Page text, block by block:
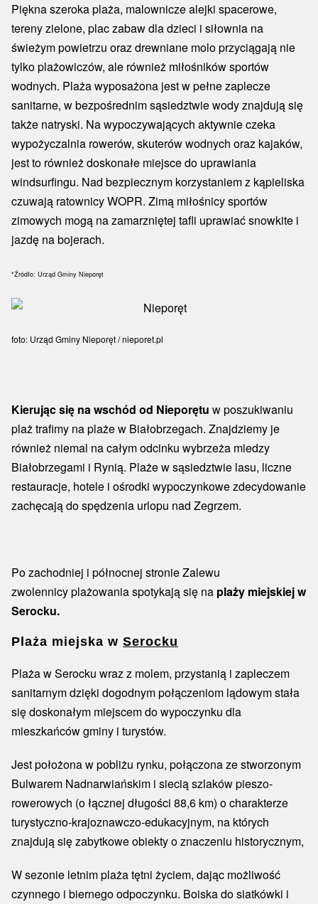
Piękna szeroka plaża, malownicze alejki spacerowe,
tereny zielone, plac zabaw dla dzieci i siłownia na
świeżym powietrzu oraz drewniane molo przyciągają nie
tylko plażowiczów, ale również miłośników sportów
wodnych. Plaża wyposażona jest w pełne zaplecze
sanitarne, w bezpośrednim sąsiedztwie wody znajdują się
także natryski. Na wypoczywających aktywnie czeka
wypożyczalnia rowerów, skuterów wodnych oraz kajaków,
jest to również doskonałe miejsce do uprawiania
windsurfingu. Nad bezpiecznym korzystaniem z kąpieliska
czuwają ratownicy WOPR. Zimą miłośnicy sportów
zimowych mogą na zamarzniętej tafli uprawiać snowkite i
jazdę na bojerach.
*Źródło: Urząd Gminy Nieporęt
foto: Urząd Gminy Nieporęt / nieporet.pl
Kierując się na wschód od Nieporętu w poszukiwaniu
plaż trafimy na plaże w Białobrzegach. Znajdziemy je
również niemal na całym odcinku wybrzeża miedzy
Białobrzegami i Rynią. Plaże w sąsiedztwie lasu, liczne
restauracje, hotele i ośrodki wypoczynkowe zdecydowanie
zachęcają do spędzenia urlopu nad Zegrzem.
Po zachodniej i północnej stronie Zalewu
zwolennicy plażowania spotykają się na plaży miejskiej w
Serocku.
Plaża miejska w Serocku
Plaża w Serocku wraz z molem, przystanią i zapleczem
sanitarnym dzięki dogodnym połączeniom lądowym stała
się doskonałym miejscem do wypoczynku dla
mieszkańców gminy i turystów.
Jest położona w pobliżu rynku, połączona ze stworzonym
Bulwarem Nadnarwiańskim i siecią szlaków pieszo-
rowerowych (o łącznej długości 88,6 km) o charakterze
turystyczno-krajoznawczo-edukacyjnym, na których
znajdują się zabytkowe obiekty o znaczeniu historycznym,
W sezonie letnim plaża tętni życiem, dając możliwość
czynnego i biernego odpoczynku. Boiska do siatkówki i